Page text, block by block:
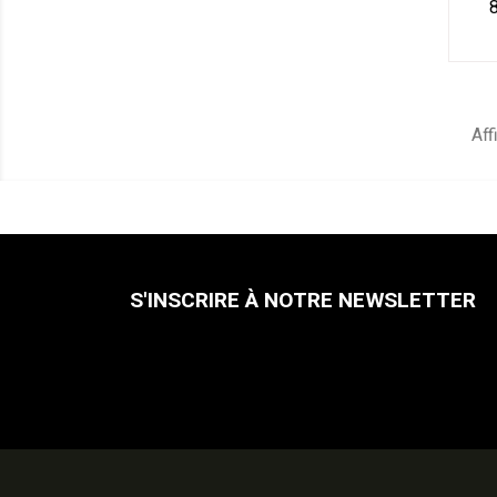
S'INSCRIRE À NOTRE NEWSLETTER